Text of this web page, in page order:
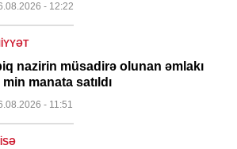
- 12:22
nazirin müsadirə olunan əmlakı
min manata satıldı
- 11:51